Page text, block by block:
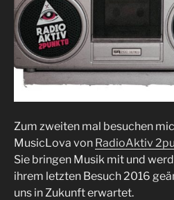
Zum zweiten mal besuchen
MusicLova von RadioAktiv
Sie bringen Musik mit und
ihrem letzten Besuch 2016
uns in Zukunft erwartet.